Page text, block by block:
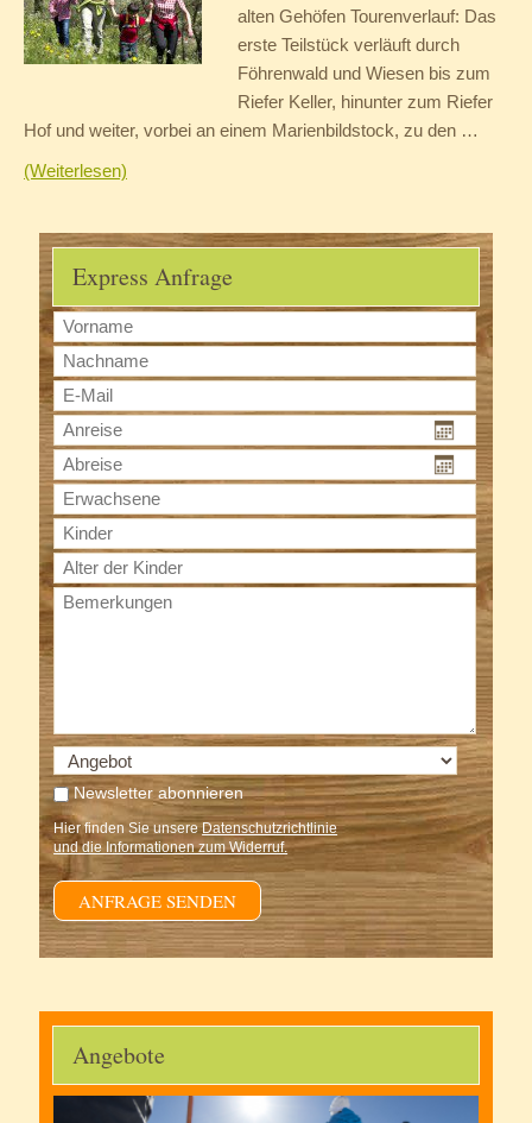
alten Gehöfen Tourenverlauf: Das
erste Teilstück verläuft durch
Föhrenwald und Wiesen bis zum
Riefer Keller, hinunter zum Riefer
Hof und weiter, vorbei an einem Marienbildstock, zu den …
(Weiterlesen)
Express Anfrage
Newsletter abonnieren
Hier finden Sie unsereDatenschutzrichtlinie
und die Informationen zum Widerruf.
ANFRAGE SENDEN
Angebote